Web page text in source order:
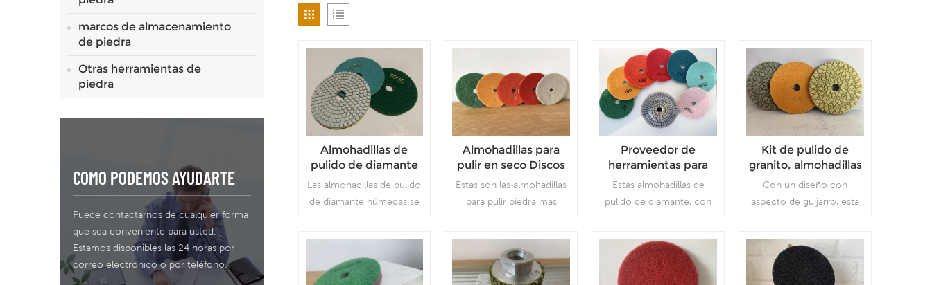
marcos de almacenamiento
de piedra
Otras herramientas de
piedra
COMO PODEMOS AYUDARTE
Puede contactarnos de cualquier forma
que sea conveniente para usted.
Estamos disponibles las 24 horas por
correo electrónico o por teléfono.
Almohadillas de
pulido de diamante
húmedas discos de
respaldo de
para fabricación de
piedra
Las almohadillas de pulido
de diamante húmedas se
piedra de cuarzo, granito,
Almohadillas para
pulir en seco Discos
para pulir bordes de
piedra sin
herramienta de
agua
Estas son las almohadillas
para pulir piedra más
instalar en una máquina
pulidora manual o en una
Proveedor de
herramientas para
fabricación de piedra
Almohadillas de
pulido de diamante
de 4'' Hoja de pulido
de piedra instalada
Estas almohadillas de
pulido de diamante, con
angulares u otras
máquinas manuales, son
Kit de pulido de
granito, almohadillas
de lijado de
diamante,
almohadillas de
proveedor chino
Con un diseño con
aspecto de guijarro, esta
granito, mármol, cuarzo y
otros materiales pétreos,